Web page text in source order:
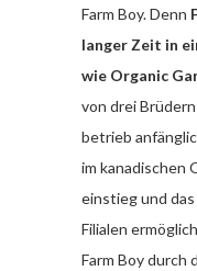
Farm Boy. Denn
langer Zeit in
wie Organic
von drei
betrieb
im kanadischen
einstieg und
Filialen
Farm Boy durch